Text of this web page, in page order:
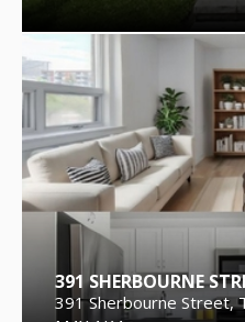
391 SHERBOURNE
391 Sherbourne Street,